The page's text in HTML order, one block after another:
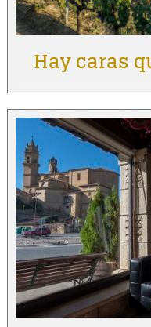
Hay caras